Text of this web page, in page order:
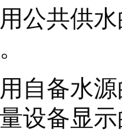
用公共供
用自备水
设备显